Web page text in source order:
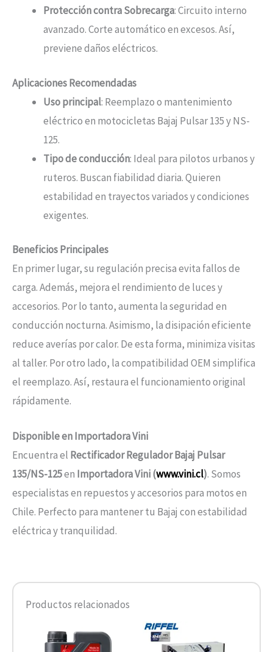
Protección contra Sobrecarga: Circuito interno
avanzado. Corte automático en excesos. Así,
previene daños eléctricos.
Aplicaciones Recomendadas
Uso principal: Reemplazo o mantenimiento
eléctrico en motocicletas Bajaj Pulsar 135 y NS-
125.
Tipo de conducción: Ideal para pilotos urbanos y
ruteros. Buscan fiabilidad diaria. Quieren
estabilidad en trayectos variados y condiciones
exigentes.
Beneficios Principales
En primer lugar, su regulación precisa evita fallos de
carga. Además, mejora el rendimiento de luces y
accesorios. Por lo tanto, aumenta la seguridad en
conducción nocturna. Asimismo, la disipación eficiente
reduce averías por calor. De esta forma, minimiza visitas
al taller. Por otro lado, la compatibilidad OEM simplifica
el reemplazo. Así, restaura el funcionamiento original
rápidamente.
Disponible en Importadora Vini
Encuentra el Rectificador Regulador Bajaj Pulsar
135/NS-125en Importadora Vini (www.vini.cl). Somos
especialistas en repuestos y accesorios para motos en
Chile. Perfecto para mantener tu Bajaj con estabilidad
eléctrica y tranquilidad.
Productos relacionados
de